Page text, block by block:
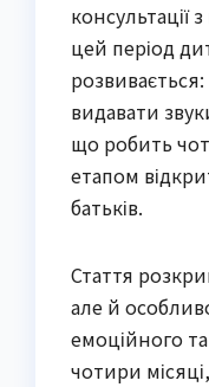
консультації
цей період
видавати
що робить
етапом
батьків.
Стаття
але й
емоційного
чотири